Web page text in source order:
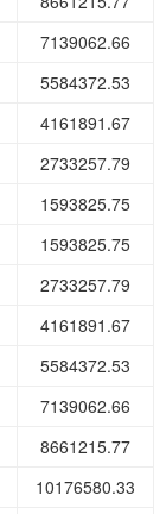
7139062.66
5584372.53
4161891.67
2733257.79
1593825.75
1593825.75
2733257.79
4161891.67
5584372.53
7139062.66
8661215.77
10176580.33